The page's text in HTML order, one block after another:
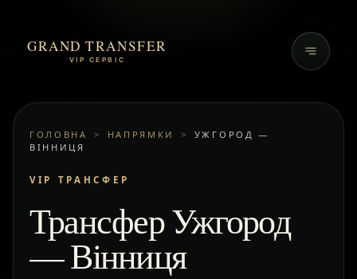
GRAND TRANSFER
VIP СЕРВІС
ГОЛОВНА > НАПРЯМКИ >
УЖГОРОД —
ВІННИЦЯ
VIP ТРАНСФЕР
Трансфер Ужгород
— Вінниця